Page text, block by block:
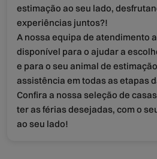
estimação ao seu lado,
experiências juntos?!
A nossa equipa de atendimento
disponível para o ajudar a
e para o seu animal de
assistência em todas as etapas
Confira a nossa seleção de
ter as férias desejadas, com o
ao seu lado!